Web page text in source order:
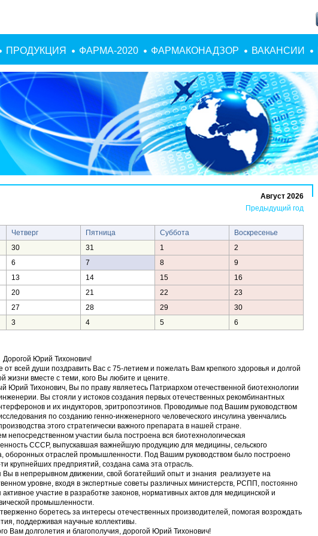
ПРОДУКЦИЯ ФАРМА-2020 ФАРМАКОНАДЗОР ВАКАНСИИ
Август 2026
Предыдущий год
Четверг Пятница Суббота
Воскресенье
30 31 1
2
6 7 8
9
13 14 15
16
20 21 22
23
27 28 29
30
3 4 5 6
Юрий Тихонович!
от всей души поздравить Вас с 75-летием и пожелать Вам крепкого здоровья и долгой
жизни вместе с теми, кого Вы любите и цените.
Юрий Тихонович, Вы по праву являетесь Патриархом отечественной биотехнологии
Вы стояли у истоков создания первых отечественных рекомбинантных
и их индукторов, эритропоэтинов. Проводимые под Вашим руководством
по созданию генно-инженерного человеческого инсулина увенчались
этого стратегически важного препарата в нашей стране.
непосредственном участии была построена вся биотехнологическая
СССР, выпускавшая важнейшую продукцию для медицины, сельского
оборонных отраслей промышленности. Под Вашим руководством было построено
крупнейших предприятий, создана сама эта отрасль.
Вы в непрерывном движении, свой богатейший опыт и знания реализуете на
уровне, входя в экспертные советы различных министерств, РСПП, постоянно
участие в разработке законов, нормативных актов для медицинской и
промышленности.
боретесь за интересы отечественных производителей, помогая возрождать
поддерживая научные коллективы.
Вам долголетия и благополучия, дорогой Юрий Тихонович!